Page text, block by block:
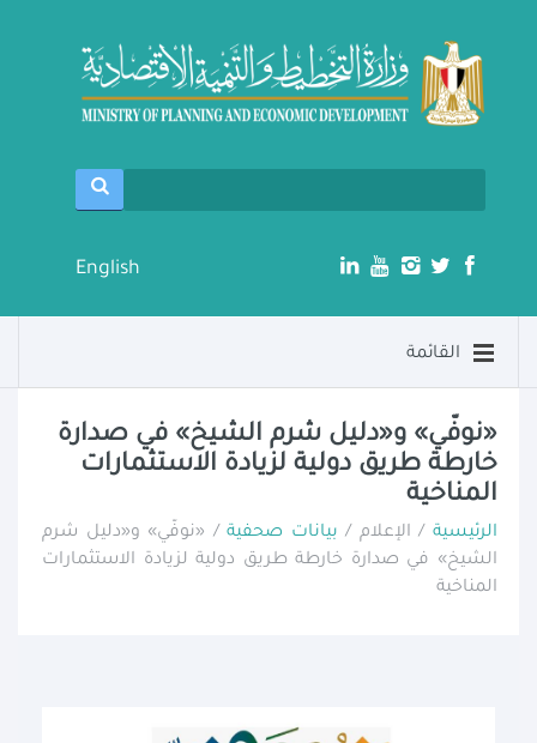
English
القائمة
«نوفّي» و«دليل شرم الشيخ» في صدارة
خارطة طريق دولية لزيادة الاستثمارات
المناخية
الرئيسية/ الإعلام / بيانات صحفية/ «نوفّي» و«دليل شرم
الشيخ» في صدارة خارطة طريق دولية لزيادة الاستثمارات
المناخية